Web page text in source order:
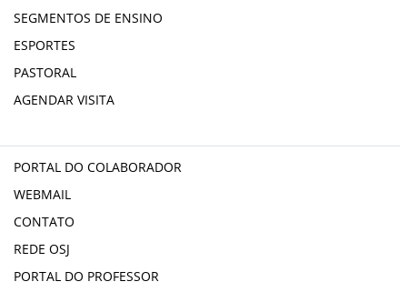
SEGMENTOS DE ENSINO
ESPORTES
PASTORAL
AGENDAR VISITA
PORTAL DO COLABORADOR
WEBMAIL
CONTATO
REDE OSJ
PORTAL DO PROFESSOR